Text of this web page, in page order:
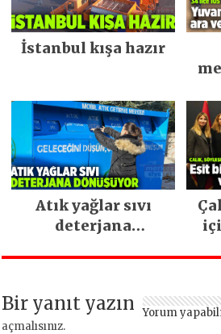
İstanbul kışa hazır
Atık yağlar sıvı
deterjana
Bir yanıt yazın Yorum
açmalısınız.